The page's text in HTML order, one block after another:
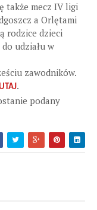
także mecz IV ligi
a Orlętami
rodzice dzieci
udziału w
zawodników.
.
podany